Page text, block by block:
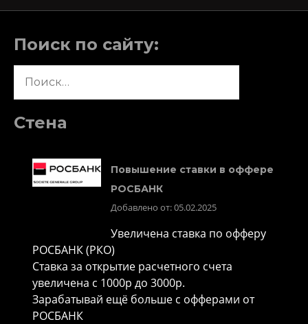
Поиск по сайту:
Стена
Повышение ставки в оффере
РОСБАНК
Добавлено от: 05.02.2025
Увеличена ставка по офферу
РОСБАНК (РКО)
Ставка за открытие расчетного счета
увеличена с 1000р до 3000р.
Зарабатывай ещё больше с офферами от
РОСБАНК